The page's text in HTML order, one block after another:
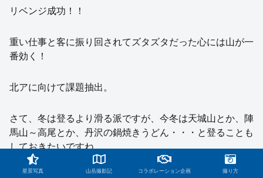
リベンジ成功！！
重い仕事と客に振り回されてズタズタだった心には山が一
番効く！
北アに向けて課題抽出。
さて、冬は登るより滑る派ですが、今冬は天城山とか、陣
馬山～高尾とか、丹沢の鍋焼きうどん・・・と登ることも
しておきたいですね。
星景写真 山岳撮影記 コラボレーション企画 撮り方